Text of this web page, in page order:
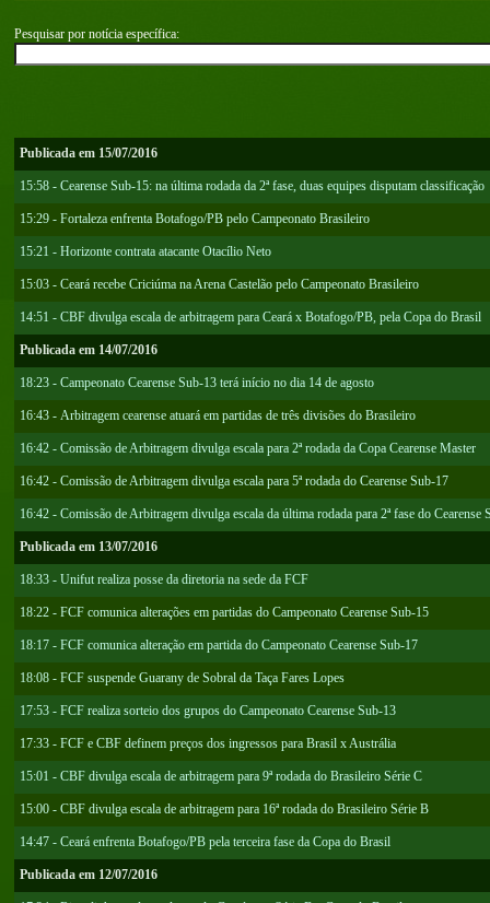
Pesquisar por notícia específica:
Publicada em 15/07/2016
15:58 - Cearense Sub-15: na última rodada da 2ª fase, duas equipes disputam classificação
15:29 - Fortaleza enfrenta Botafogo/PB pelo Campeonato Brasileiro
15:21 - Horizonte contrata atacante Otacílio Neto
15:03 - Ceará recebe Criciúma na Arena Castelão pelo Campeonato Brasileiro
14:51 - CBF divulga escala de arbitragem para Ceará x Botafogo/PB, pela Copa do Brasil
Publicada em 14/07/2016
18:23 - Campeonato Cearense Sub-13 terá início no dia 14 de agosto
16:43 - Arbitragem cearense atuará em partidas de três divisões do Brasileiro
16:42 - Comissão de Arbitragem divulga escala para 2ª rodada da Copa Cearense Master
16:42 - Comissão de Arbitragem divulga escala para 5ª rodada do Cearense Sub-17
16:42 - Comissão de Arbitragem divulga escala da última rodada para 2ª fase do Cearense
Publicada em 13/07/2016
18:33 - Unifut realiza posse da diretoria na sede da FCF
18:22 - FCF comunica alterações em partidas do Campeonato Cearense Sub-15
18:17 - FCF comunica alteração em partida do Campeonato Cearense Sub-17
18:08 - FCF suspende Guarany de Sobral da Taça Fares Lopes
17:53 - FCF realiza sorteio dos grupos do Campeonato Cearense Sub-13
17:33 - FCF e CBF definem preços dos ingressos para Brasil x Austrália
15:01 - CBF divulga escala de arbitragem para 9ª rodada do Brasileiro Série C
15:00 - CBF divulga escala de arbitragem para 16ª rodada do Brasileiro Série B
14:47 - Ceará enfrenta Botafogo/PB pela terceira fase da Copa do Brasil
Publicada em 12/07/2016